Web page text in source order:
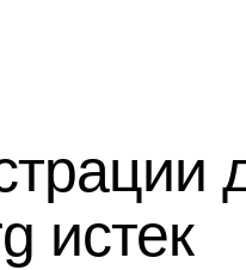
истек